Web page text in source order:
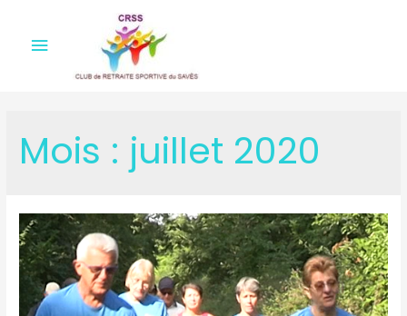
Menu
principal
Mois : juillet 2020